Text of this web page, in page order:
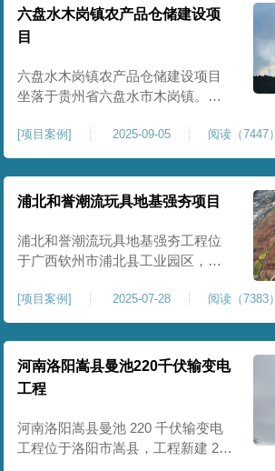
万平方米，采用强夯加固施工工
艺，通过全场地强夯提升地基承载
力、消除不均匀沉降，满足围网区
后续建（构）筑物及重型作业场地
使
六盘水木岗镇农产品仓储建设项
目
六盘水木岗镇农产品仓储建设项目
坐落于贵州省六盘水市木岗镇。场
房、分拣车间、配套附属用房等设
施。项目原始场地为新建建设用
地，土层分布不均、土体松散、天
然固结程度较低，地基整体承载力
筑需长期承受货物堆放荷载，对地
基沉降稳定性、整体密实度要求较
[项目案例] 2025-09-05 阅读（7447）
浦北和誉潮流玩具地基强夯项目
浦北和誉潮流玩具地基强夯工程位
于广西钦州市浦北县工业园区，场
公及生活附属设施。原始场地为新
建园区待开发地块，土体回填不
均、土质松散、固结度不足，场地
承载力与整体均匀性较差，若直接
施工易出现地基不均匀沉降、地面
开裂、墙体变形等质量问题，无法
满足工业厂房长期荷载及规范建设
标
[项目案例] 2025-07-28 阅读（7383）
河南洛阳嵩县曼池220千伏输变电
工程
河南洛阳嵩县曼池 220 千伏输变电
工程位于洛阳市嵩县，工程新建 220